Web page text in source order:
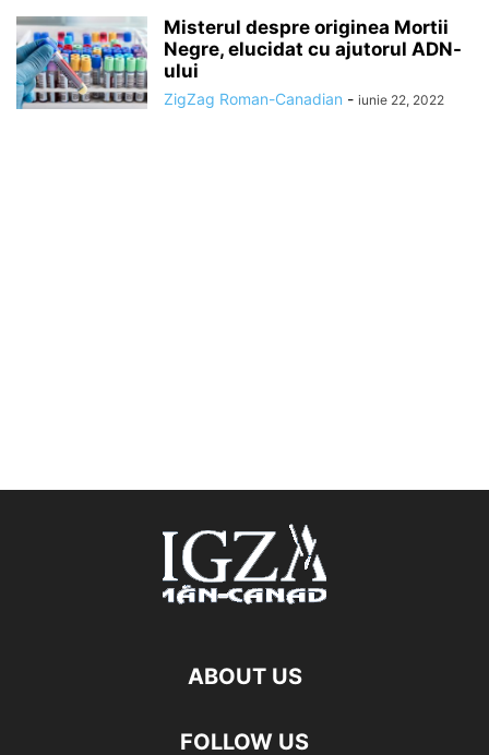
Misterul despre originea Mortii
Negre, elucidat cu ajutorul ADN-
ului
ZigZag Roman-Canadian - iunie 22, 2022
ABOUT US
FOLLOW US